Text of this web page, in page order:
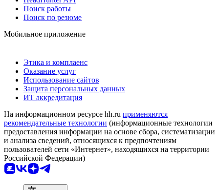
Поиск работы
Поиск по резюме
Мобильное приложение
Этика и комплаенс
Оказание услуг
Использование сайтов
Защита персональных данных
ИТ аккредитация
На информационном ресурсе hh.ru применяются
рекомендательные технологии (информационные технологии
предоставления информации на основе сбора, систематизации
и анализа сведений, относящихся к предпочтениям
пользователей сети «Интернет», находящихся на территории
Российской Федерации)